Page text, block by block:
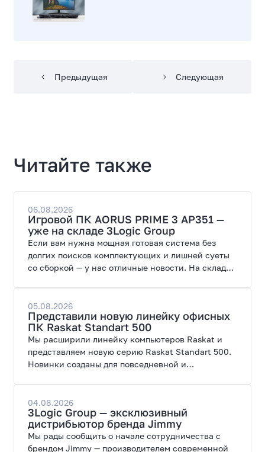
Предыдущая Следующая
Читайте также
06.08.2026
Игровой ПК AORUS PRIME 3 AP351 —
уже на складе 3Logic Group
Если вам нужна мощная готовая система без
долгих поисков комплектующих и лишней суеты
со сборкой — у нас отличные новости. На склад
современных игр и работы с нейросетями.
05.08.2026
Представили новую линейку офисных
ПК Raskat Standart 500
Мы расширили линейку компьютеров Raskat и
представляем новую серию Raskat Standart 500.
Новинки созданы для повседневной и
широкие возможности модернизации.
04.08.2026
3Logic Group — эксклюзивный
дистрибьютор бренда Jimmy
Мы рады сообщить о начале сотрудничества с
брендом Jimmy — производителем современной